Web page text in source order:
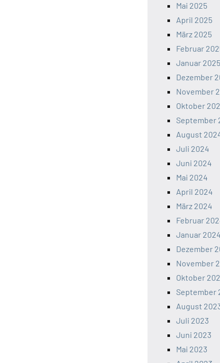
Mai 2025
April 2025
März 2025
Februar
Januar 2025
Dezember
November
Oktober
September
August
Juli 2024
Juni 2024
Mai 2024
April 2024
März 2024
Februar
Januar 2024
Dezember
November
Oktober
September
August
Juli 2023
Juni 2023
Mai 2023